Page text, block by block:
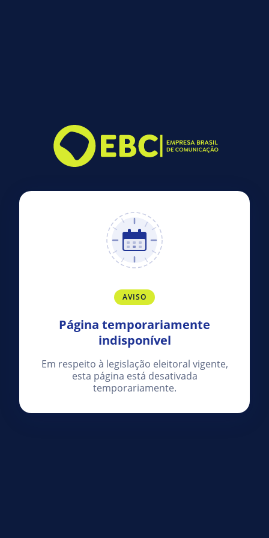
AVISO
Página temporariamente
indisponível
Em respeito à legislação eleitoral vigente,
esta página está desativada
temporariamente.